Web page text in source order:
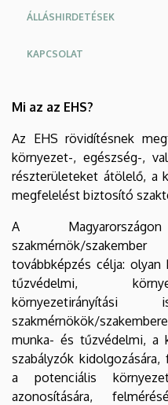
ÁLLÁSHIRDETÉSEK
KAPCSOLAT
Mi az az EHS?
Az EHS rövidítésnek
környezet-, egészség-,
részterületeket átölelő, a
megfelelést biztosító
A
szakmérnök/
továbbképzés célja: olyan
tűzvédelmi,
környezetirányítási
szakmérnökök/
munka- és tűzvédelmi, a
szabályzók
a potenciális
azonosítására,